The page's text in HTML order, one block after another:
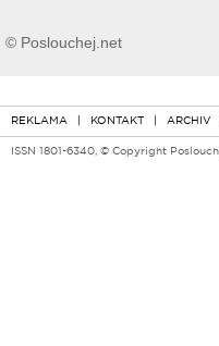
© Poslouchej.net
REKLAMA | KONTAKT | ARCHIV
ISSN 1801-6340, © Copyright